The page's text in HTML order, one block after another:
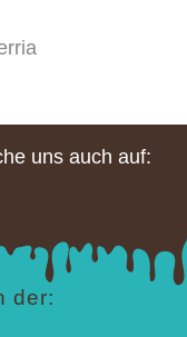
uns auch auf:
der: